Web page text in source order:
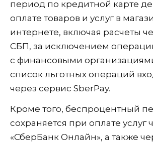
период по кредитной карте
оплате товаров и услуг в
интернете, включая расчеты
СБП, за исключением
с финансовыми
список льготных операций
через сервис SberPay.
Кроме того, беспроцентный
сохраняется при оплате услуг
«СберБанк Онлайн», а также